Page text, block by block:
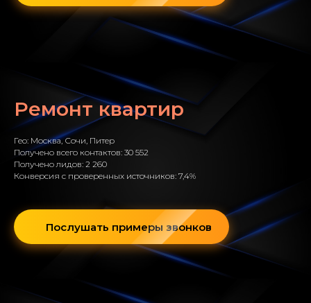
Ремонт квартир
Гео: Москва, Сочи, Питер
Получено всего контактов: 30 552
Получено лидов: 2 260
Конверсия с проверенных источников: 7,4%
Послушать примеры звонков